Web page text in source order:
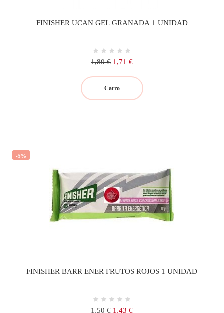
FINISHER UCAN GEL GRANADA 1 UNIDAD
Precio
1,80 € Precio
1,71 €
Carro
-5%
FINISHER BARR ENER FRUTOS ROJOS 1 UNIDAD
Precio
1,50 € Precio
1,43 €